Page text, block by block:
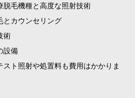
脱毛機種と高度な照射技術
とカウンセリング
術
設備
スト照射や処置料も費用はかかりま